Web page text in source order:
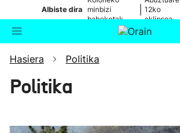
Albiste dira minbizi
baheketak
12ko
eklipsea
Bilatzailea
Kultura
Hasiera Politika
Politika